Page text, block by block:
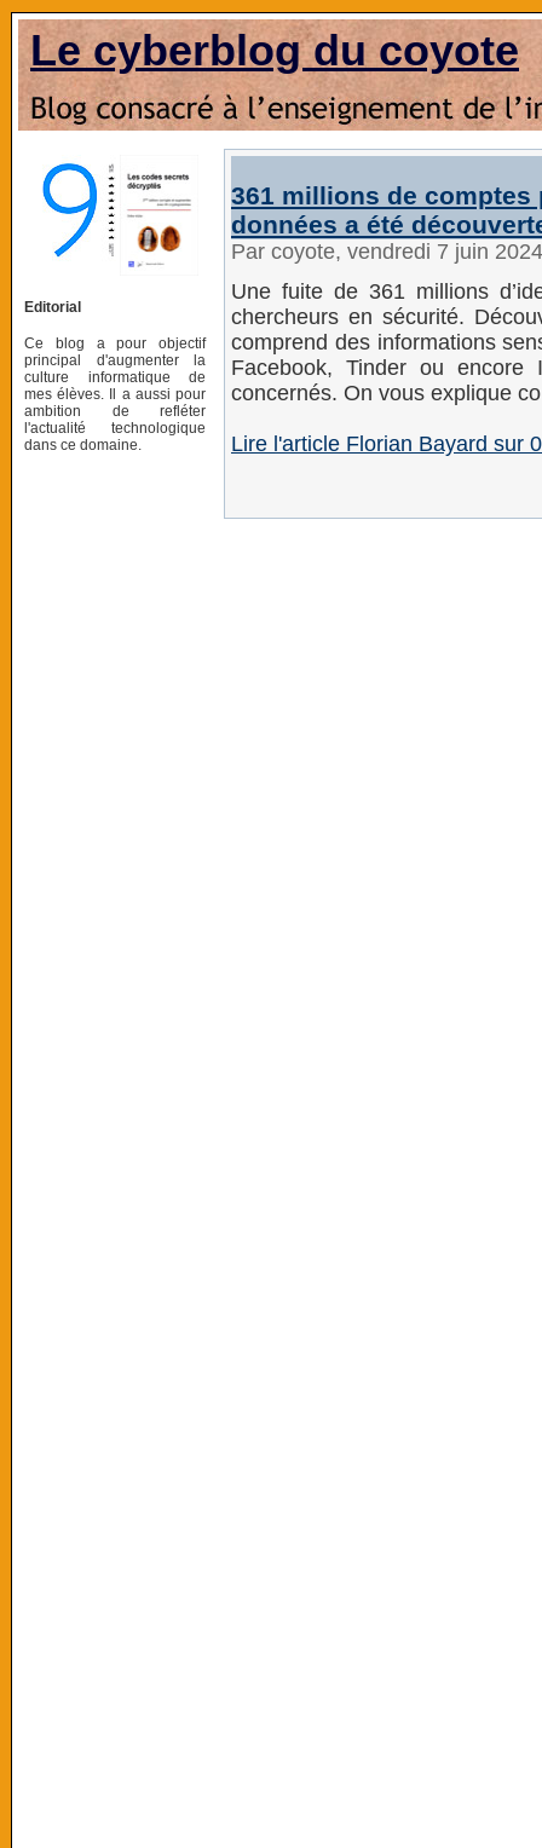
Le cyberblog du coyote
Editorial
Ce blog a pour objectif
principal d'augmenter la
culture informatique de
mes élèves. Il a aussi pour
ambition de refléter
l'actualité technologique
dans ce domaine.
361 millions de
données a été
Par coyote, vendredi 7 juin
Une fuite de 361 millions
chercheurs en sécurité.
comprend des informations
Facebook, Tinder ou encore
concernés. On vous explique
Lire l'article Florian Bayard sur